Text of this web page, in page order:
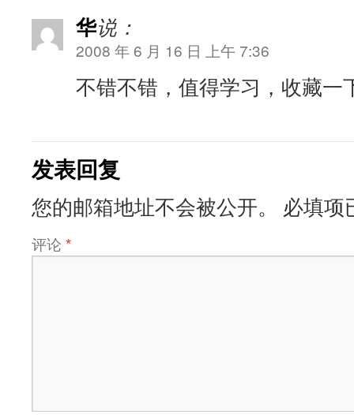
华说：
2008 年 6 月 16 日 上午 7:36
不错不错，值得学习，收藏一
发表回复
您的邮箱地址不会被公开。 必填项
评论 *